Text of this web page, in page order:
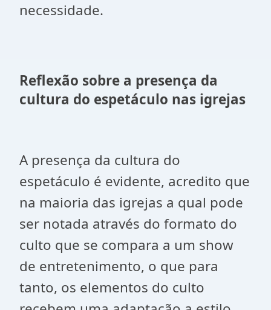
necessidade.
Reflexão sobre a presença da
cultura do espetáculo nas igrejas
A presença da cultura do
espetáculo é evidente, acredito que
na maioria das igrejas a qual pode
ser notada através do formato do
culto que se compara a um show
de entretenimento, o que para
tanto, os elementos do culto